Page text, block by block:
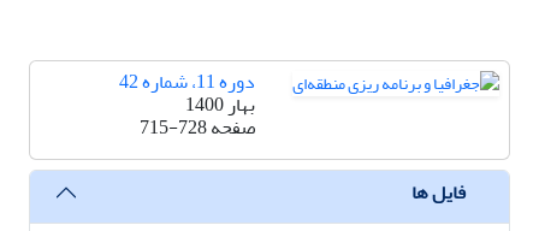
دوره 11، شماره 42
بهار 1400
صفحه715-728
فایل ها